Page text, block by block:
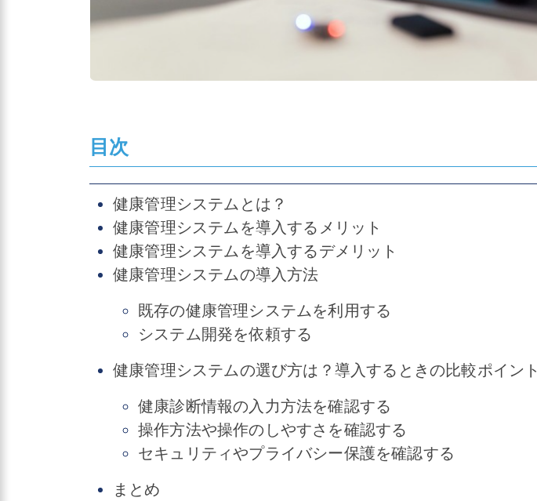
目次
健康管理システムとは？
健康管理システムを導入するメリット
健康管理システムを導入するデメリット
健康管理システムの導入方法
既存の健康管理システムを利用する
システム開発を依頼する
健康管理システムの選び方は？導入するときの比較ポイント
健康診断情報の入力方法を確認する
操作方法や操作のしやすさを確認する
セキュリティやプライバシー保護を確認する
まとめ